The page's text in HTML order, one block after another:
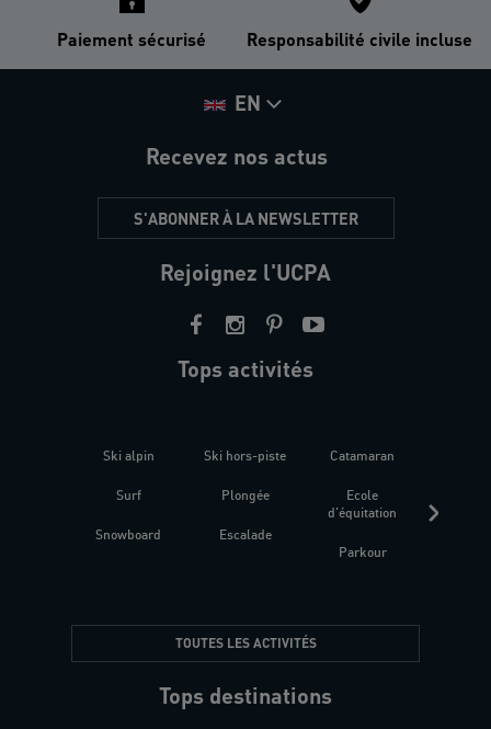
Paiement sécurisé Responsabilité civile incluse
EN
Recevez nos actus
S'ABONNER À LA NEWSLETTER
Rejoignez l'UCPA
Tops activités
Ski alpin
Surf
Snowboard
Ski hors-piste
Plongée
Escalade
Catamaran
Ecole
d'équitation
Parkour
TOUTES LES ACTIVITÉS
Tops destinations